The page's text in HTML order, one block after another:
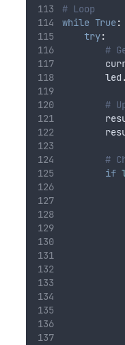
# Loop
while True:
try:
#
        led
.
#
#
if